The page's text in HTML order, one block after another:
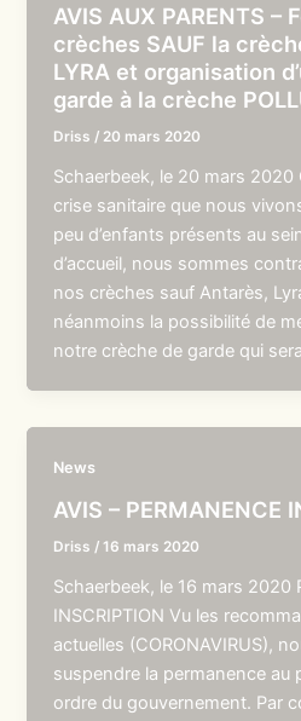
AVIS AUX PARENTS –
crèches SAUF la
LYRA et organisation
garde à la crèche
Driss / 20 mars 2020
Schaerbeek, le 20 mars 2020
crise sanitaire que nous
peu d’enfants présents au
d’accueil, nous sommes
nos crèches sauf Antarès,
néanmoins la possibilité de
notre crèche de garde qui sera
News
AVIS – PERMANENCE
Driss /16 mars 2020
Schaerbeek, le 16 mars 2020
INSCRIPTION Vu les
actuelles (CORONAVIRUS),
suspendre la permanence au
ordre du gouvernement. Par